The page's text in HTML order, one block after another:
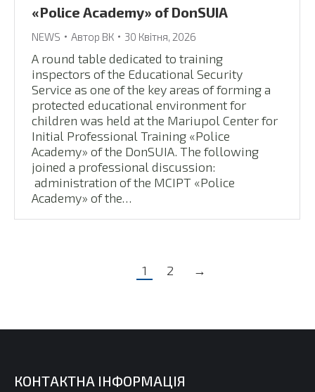
«Police Academy» of DonSUIA
NEWS Автор ВК 30 Квітня, 2026
A round table dedicated to training
inspectors of the Educational Security
Service as one of the key areas of forming a
protected educational environment for
children was held at the Mariupol Center for
Initial Professional Training «Police
Academy» of the DonSUIA. The following
joined a professional discussion:
administration of the MCIPT «Police
Academy» of the…
1 2 →
КОНТАКТНА ІНФОРМАЦІЯ